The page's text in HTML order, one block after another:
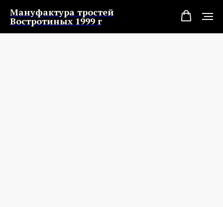
Мануфактура тростей
Востротиных 1999 г